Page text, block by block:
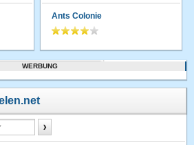
Ants Colonie
WERBUNG